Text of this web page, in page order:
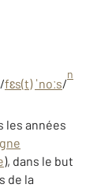
fɛs(t) ˈnoːs/
n
les années
), dans le but
de la